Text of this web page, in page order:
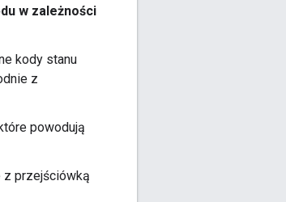
w zależności
kody stanu
z
powodują
z przejściówką